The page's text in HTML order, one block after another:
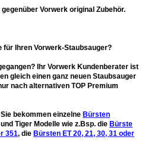
gegenüber Vorwerk original Zubehör.
für Ihren Vorwerk-Staubsauger?
Ihr Vorwerk Kundenberater ist
gleich einen ganz neuen Staubsauger
nach alternativen TOP Premium
bekommen einzelne Bürsten
Tiger Modelle wie z.Bsp. die Bürste
351, die Bürsten ET 20, 21, 30, 31 oder